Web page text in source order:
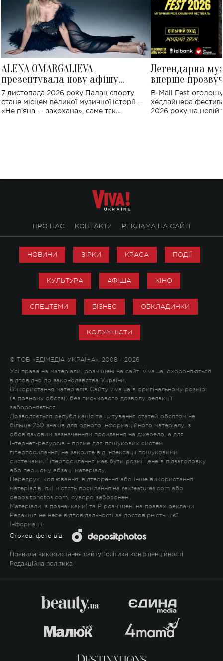
ALENA OMARGALIEVA
презентувала нову афішу
великого концерту в Палаці
спорту
7 листопада 2026 року Палац спорту
стане місцем великої музичної історії —
«Не пʼяна — закохана», саме так
Легендарна
вперше
Україні: де
B-Mall Fest
хедлайнера
2026 року на новій
ПРО НАС КОНТАКТИ РЕКЛАМА НА САЙТІ
НОВИНИ ЗІРКИ КРАСА ПОДІЇ
КУЛЬТУРА АФІША КІНО
СПЕЦТЕМИ БІЗНЕС ОБКЛАДИНКИ
КОЛУМНІСТИ
© ТОВ «ЕДІМЕДІА-УКРАЇНА», 2008 - 2026
Усі права на матеріали, розміщені на сайті viva.ua, охороняються
відповідно до законодавства України.
Використання матеріалів Сайту viva.ua в оригінальному розмірі
(в повному обсязі) без письмового дозволу редакції
забороняється.
Дозволяється републікація та цитування статей обсягом не
більше 250 знаків для одного інформаційного матеріалу, з
обов'язковим зазначенням посилання на джерело, а для
Інтернет-ресурсів – пряме для пошукових систем
гіперпосилання, не закрите від індексації пошуковими
системами. Гіперпосилання має бути розміщене в підзаголовку
або першому абзаці матеріалу.
Передрук, копіювання, відтворення або інше використання
матеріалів, які містять посилання на rexfeatures.com або
depositphotos.com, суворо заборонені.
Матеріали із позначками! та P розміщені на правах реклами.
Редакція не несе відповідальності за достовірність цієї
інформації.
Стокові фото від:
Правила використання сайту Політика конфіденційності
Редакційна політика